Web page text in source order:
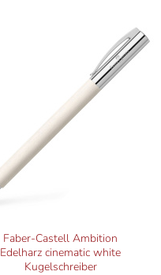
Faber-Castell Ambition
Edelharz cinematic white
Kugelschreiber